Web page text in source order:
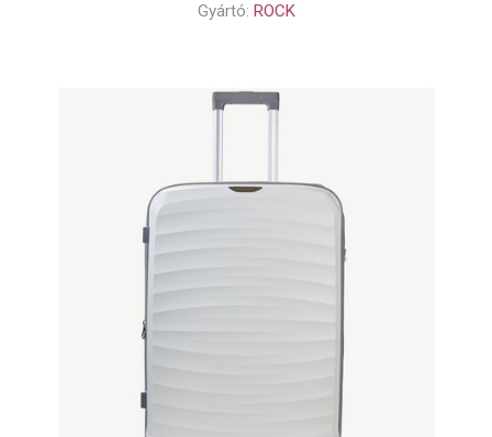
Gyártó: ROCK